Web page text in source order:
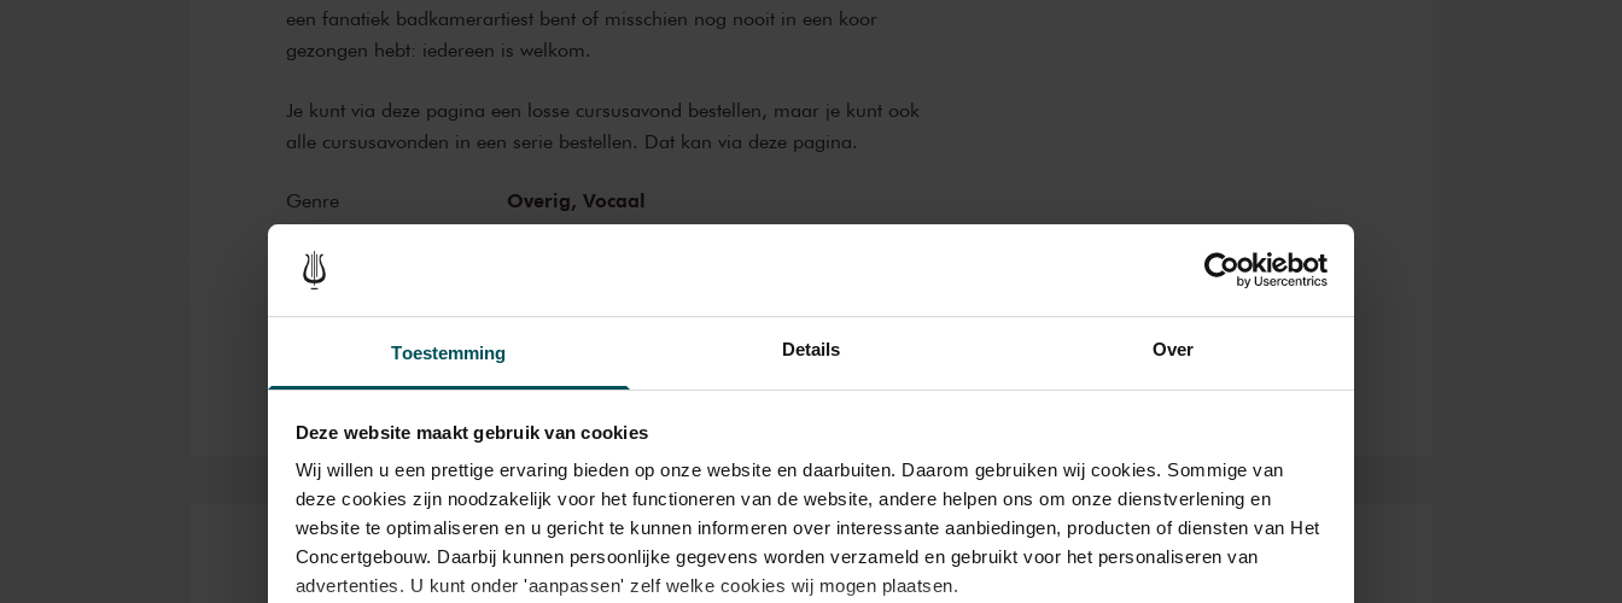
Toestemming Details Over
Deze website maakt gebruik van cookies
Wij willen u een prettige ervaring bieden op onze website en daarbuiten. Daarom gebruiken wij cookies. Sommige van
deze cookies zijn noodzakelijk voor het functioneren van de website, andere helpen ons om onze dienstverlening en
website te optimaliseren en u gericht te kunnen informeren over interessante aanbiedingen, producten of diensten van Het
Concertgebouw. Daarbij kunnen persoonlijke gegevens worden verzameld en gebruikt voor het personaliseren van
advertenties. U kunt onder 'aanpassen' zelf welke cookies wij mogen plaatsen.
een fanatiek badkamerartiest bent of misschien nog nooit in een koor
gezongen hebt: iedereen is welkom.
Je kunt via deze pagina een losse cursusavond bestellen, maar je kunt ook
alle cursusavonden in een serie bestellen. Dat kan via deze pagina.
Genre Overig,Vocaal
Onderdeel van serie
Kaarten